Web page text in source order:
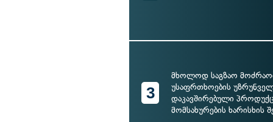
3
მხოლოდ საგზაო
უსაფრთხოების
დაკავშირებული
მომსახურების ხარისხის